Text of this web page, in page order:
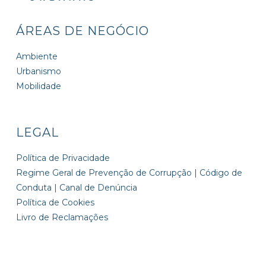
ÁREAS DE NEGÓCIO
Ambiente
Urbanismo
Mobilidade
LEGAL
Política de Privacidade
Regime Geral de Prevenção de Corrupção | Código de
Conduta | Canal de Denúncia
Política de Cookies
Livro de Reclamações